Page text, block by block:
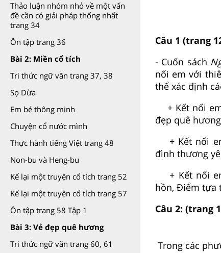
Thảo luận nhóm nhỏ về một vấn
đề cần có giải pháp thống nhất
trang 34
Ôn tập trang 36
Bài 2: Miền cổ tích
Tri thức ngữ văn trang 37, 38
Sọ Dừa
Em bé thông minh
Chuyện cổ nước mình
Thực hành tiếng Việt trang 48
Non-bu và Heng-bu
Kể lại một truyện cổ tích trang 52
Kể lại một truyện cổ tích trang 57
Ôn tập trang 58 Tập 1
Bài 3: Vẻ đẹp quê hương
Tri thức ngữ văn trang 60, 61
Câu 1 (trang
- Cuốn sách
nối em với
thể xác định
+ Kết nối
đẹp quê
+ Kết nối
đình thương
+ Kết nối
hồn, Điểm tựa
Câu 2: (trang
Trong các